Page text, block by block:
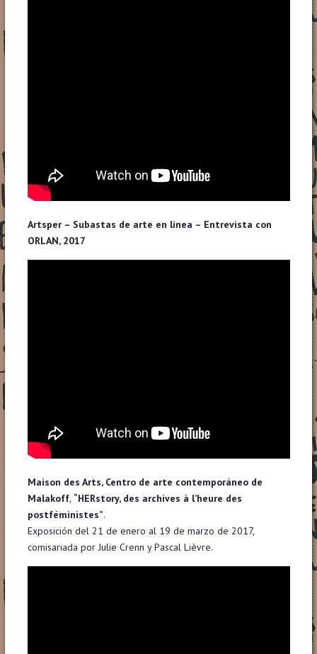
Artsper – Subastas de arte en línea – Entrevista con
ORLAN, 2017
Maison des Arts, Centro de arte contemporáneo de
Malakoff, “HERstory, des archives à l’heure des
postféministes”.
Exposición del 21 de enero al 19 de marzo de 2017,
comisariada por Julie Crenn y Pascal Lièvre.